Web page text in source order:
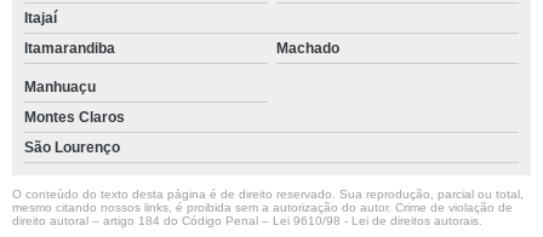
Itajaí
Itamarandiba
Machado
Manhuaçu
Montes Claros
São Lourenço
O conteúdo do texto desta página é de direito reservado. Sua reprodução, parcial ou total,
mesmo citando nossos links, é proibida sem a autorização do autor. Crime de violação de
direito autoral – artigo 184 do Código Penal – Lei 9610/98 - Lei de direitos autorais